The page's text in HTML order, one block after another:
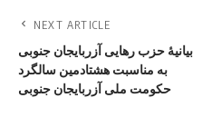
NEXT ARTICLE
بیانیهٔ حزب رهایی آزربایجان جنوبی
به مناسبت هشتادمین سالگرد
حکومت ملی آزربایجان جنوبی